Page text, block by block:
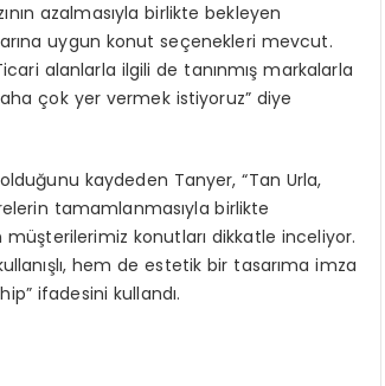
azalmasıyla birlikte bekleyen
uygun konut seçenekleri mevcut.
alanlarla ilgili de tanınmış markalarla
çok yer vermek istiyoruz” diye
kaydeden Tanyer, “Tan Urla,
tamamlanmasıyla birlikte
müşterilerimiz konutları dikkatle inceliyor.
hem de estetik bir tasarıma imza
ifadesini kullandı.